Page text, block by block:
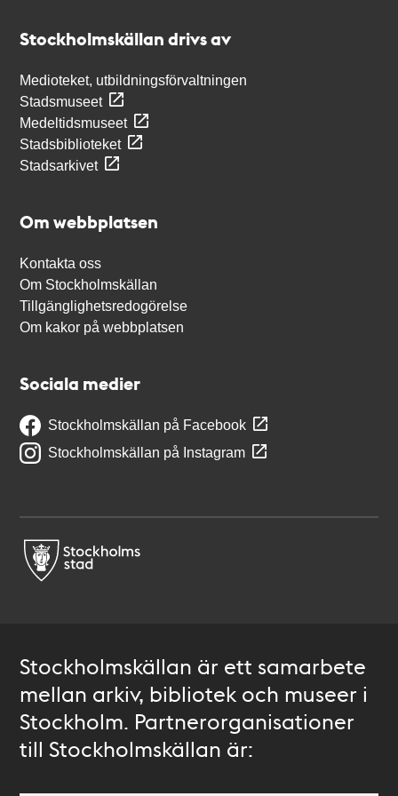
Stockholmskällan drivs av
Medioteket, utbildningsförvaltningen
Stadsmuseet
Medeltidsmuseet
Stadsbiblioteket
Stadsarkivet
Om webbplatsen
Kontakta oss
Om Stockholmskällan
Tillgänglighetsredogörelse
Om kakor på webbplatsen
Sociala medier
Stockholmskällan på Facebook
Stockholmskällan på Instagram
Stockholmskällan är ett samarbete
mellan arkiv, bibliotek och museer i
Stockholm. Partnerorganisationer
till Stockholmskällan är: